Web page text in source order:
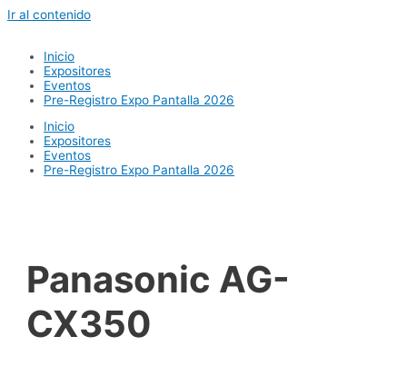
Ir al contenido
Inicio
Expositores
Eventos
Pre-Registro Expo Pantalla 2026
Inicio
Expositores
Eventos
Pre-Registro Expo Pantalla 2026
Panasonic AG-
CX350